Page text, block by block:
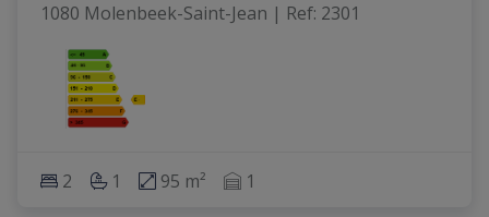
1080 Molenbeek-Saint-Jean | Ref: 2301
2 1 95 m² 1